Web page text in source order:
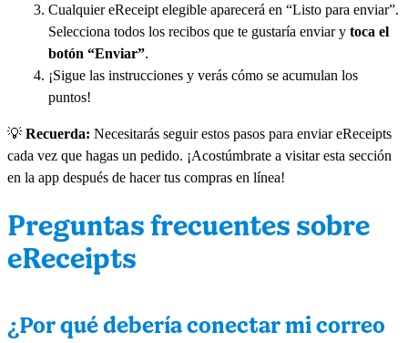
Cualquier eReceipt elegible aparecerá en “Listo para enviar”.
Selecciona todos los recibos que te gustaría enviar y toca el
botón “Enviar”.
¡Sigue las instrucciones y verás cómo se acumulan los
puntos!
💡 Recuerda: Necesitarás seguir estos pasos para enviar eReceipts
cada vez que hagas un pedido. ¡Acostúmbrate a visitar esta sección
en la app después de hacer tus compras en línea!
Preguntas frecuentes sobre
eReceipts
¿Por qué debería conectar mi correo